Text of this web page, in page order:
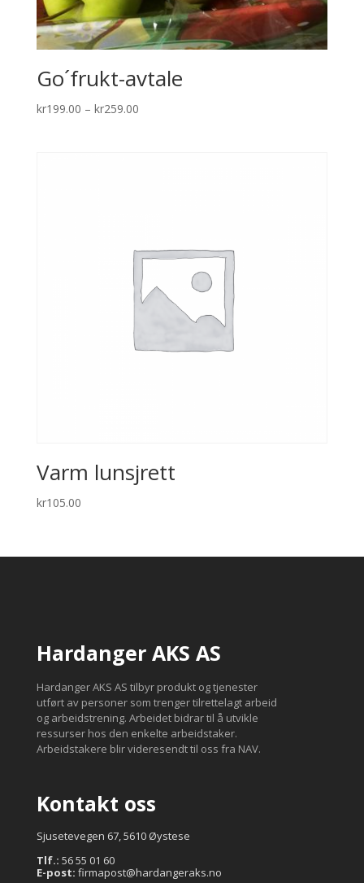
Go´frukt-avtale
kr199.00 – kr259.00Price
Varm lunsjrett
kr105.00
Hardanger AKS AS
Hardanger AKS AS tilbyr produkt og tjenester
utført av personer som trenger tilrettelagt arbeid
og arbeidstrening. Arbeidet bidrar til å utvikle
ressurser hos den enkelte arbeidstaker.
Arbeidstakere blir videresendt til oss fra NAV.
Kontakt oss
Sjusetevegen 67, 5610 Øystese
Tlf.: 56 55 01 60
E-post: firmapost@hardangeraks.no